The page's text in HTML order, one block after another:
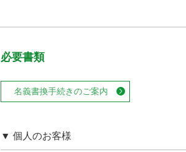
必要書類
名義書換手続きのご案内
▼ 個人のお客様